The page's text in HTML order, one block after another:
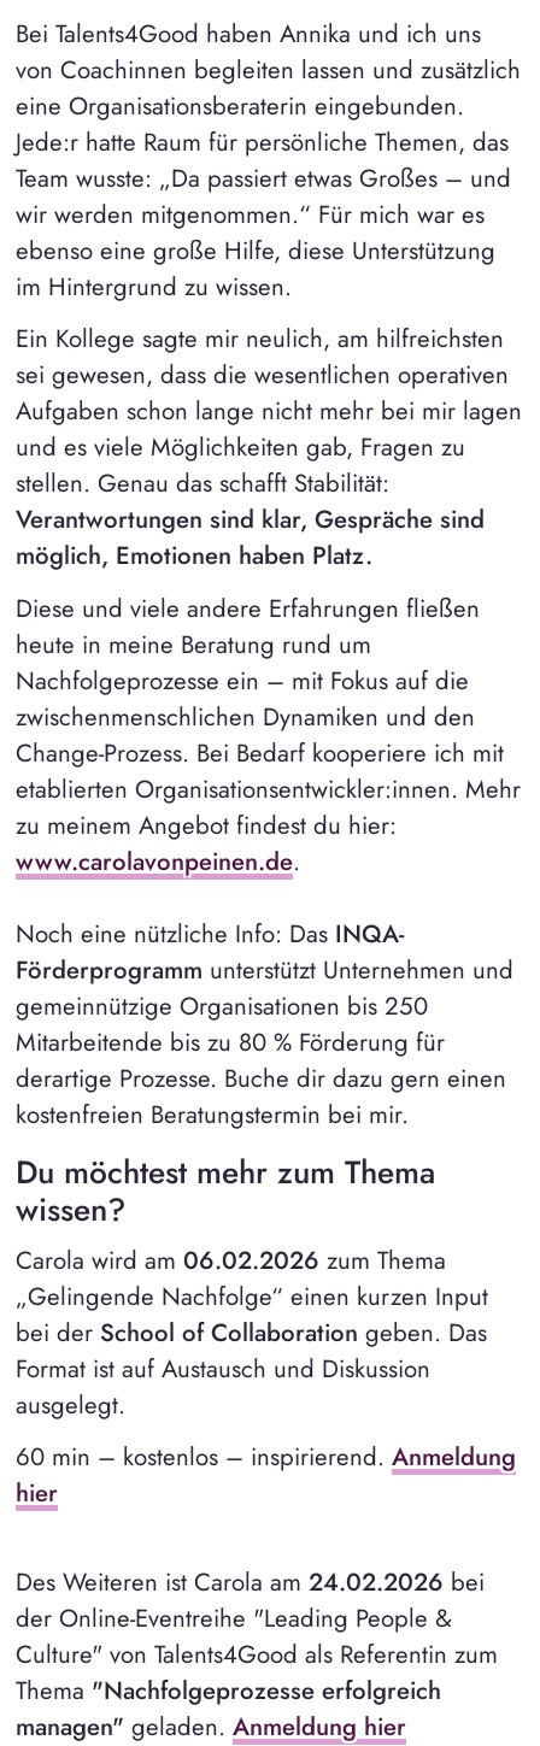
Bei Talents4Good haben Annika und ich uns
von Coachinnen begleiten lassen und zusätzlich
eine Organisationsberaterin eingebunden.
Jede:r hatte Raum für persönliche Themen, das
Team wusste: „Da passiert etwas Großes – und
wir werden mitgenommen.“ Für mich war es
ebenso eine große Hilfe, diese Unterstützung
im Hintergrund zu wissen.
Ein Kollege sagte mir neulich, am hilfreichsten
sei gewesen, dass die wesentlichen operativen
Aufgaben schon lange nicht mehr bei mir lagen
und es viele Möglichkeiten gab, Fragen zu
stellen. Genau das schafft Stabilität:
Verantwortungen sind klar, Gespräche sind
möglich, Emotionen haben Platz.
Diese und viele andere Erfahrungen fließen
heute in meine Beratung rund um
Nachfolgeprozesse ein – mit Fokus auf die
zwischenmenschlichen Dynamiken und den
Change-Prozess. Bei Bedarf kooperiere ich mit
etablierten Organisationsentwickler:innen. Mehr
zu meinem Angebot findest du hier:
www.carolavonpeinen.de.
Noch eine nützliche Info: Das INQA-
Förderprogramm unterstützt Unternehmen und
gemeinnützige Organisationen bis 250
Mitarbeitende bis zu 80 % Förderung für
derartige Prozesse. Buche dir dazu gern einen
kostenfreien Beratungstermin bei mir.
Du möchtest mehr zum Thema
wissen?
Carola wird am 06.02.2026 zum Thema
„Gelingende Nachfolge“ einen kurzen Input
bei der School of Collaboration geben. Das
Format ist auf Austausch und Diskussion
ausgelegt.
60 min – kostenlos – inspirierend. Anmeldung
hier
Des Weiteren ist Carola am 24.02.2026 bei
der Online-Eventreihe "Leading People &
Culture" von Talents4Good als Referentin zum
Thema "Nachfolgeprozesse erfolgreich
managen" geladen. Anmeldung hier